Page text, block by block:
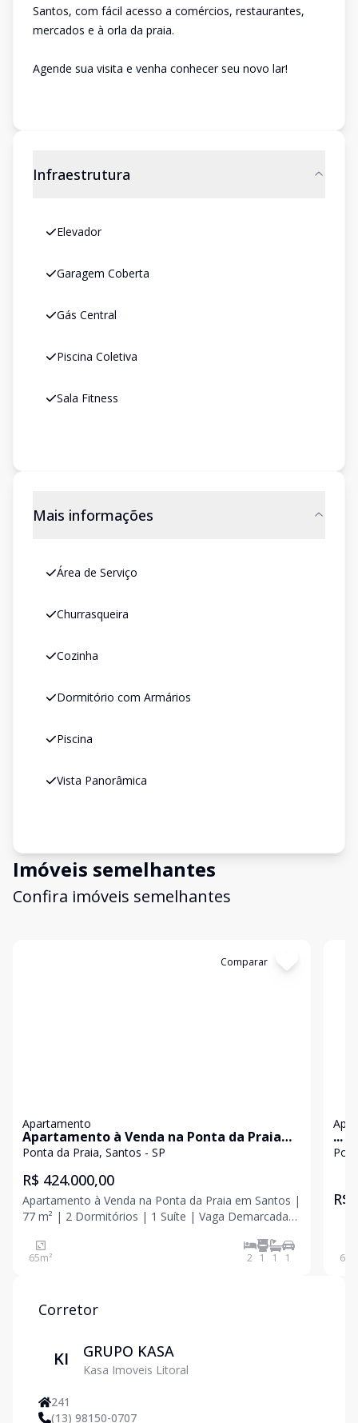
Santos, com fácil acesso a comércios, restaurantes,
mercados e à orla da praia.
Agende sua visita e venha conhecer seu novo lar!
Infraestrutura
Elevador
Garagem Coberta
Gás Central
Piscina Coletiva
Sala Fitness
Mais informações
Área de Serviço
Churrasqueira
Cozinha
Dormitório com Armários
Piscina
Vista Panorâmica
Imóveis semelhantes
Confira imóveis semelhantes
Comparar
Apartamento
Apartamento à Venda na Ponta da Praia
em Santos | 77 m² | 2 Dormitórios | 1 Suíte
Ponta da Praia, Santos - SP
R$ 424.000,00
Apartamento à Venda na Ponta da Praia em Santos |
77 m² | 2 Dormitórios | 1 Suíte | Vaga Demarcada
em Santos, esta é uma excelente oportunidade para
morar ou investir em um dos bairros mais
65m² 2 1 1 1
...
R$
63
Corretor
KI GRUPO KASA
Kasa Imoveis Litoral
241
(13) 98150-0707